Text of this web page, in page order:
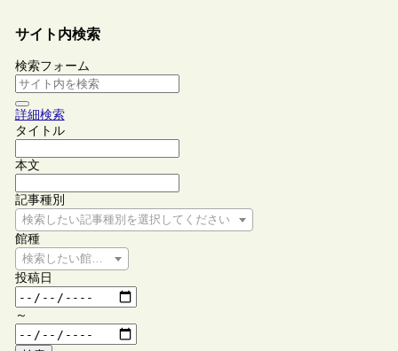
サイト内検索
検索フォーム
詳細検索
タイトル
本文
記事種別
検索したい記事種別を選択してください
館種
検索したい館種を選択してください
投稿日
～